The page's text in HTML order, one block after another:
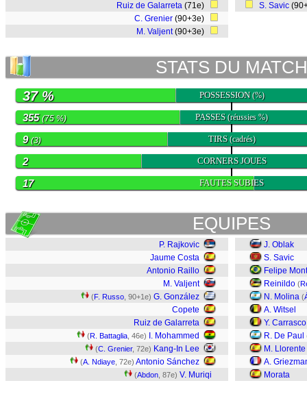
Ruiz de Galarreta (71e)
C. Grenier (90+3e)
M. Valjent(90+3e)
S. Savic
STATS DU MATCH
POSSESSION(%)
37 %
PASSES(réussies %)
355(75 %)
TIRS(cadrés)
9(3)
CORNERS JOUES
2
FAUTES SUBIES
17
EQUIPES
P. Rajkovic
Jaume Costa
Antonio Raillo
M. Valjent
(F. Russo , 90+1e) G. González
Copete
Ruiz de Galarreta
(R. Battaglia , 46e) I. Mohammed
(C. Grenier, 72e) Kang-In Lee
(A. Ndiaye , 72e) Antonio Sánchez
(Abdon , 87e) V. Muriqi
J. Oblak
S. Savic
Felipe
Reinildo (
N. Molina (
A. Witsel
Y. Carrasco
R. De Paul
M. Llorente
A.
Morata